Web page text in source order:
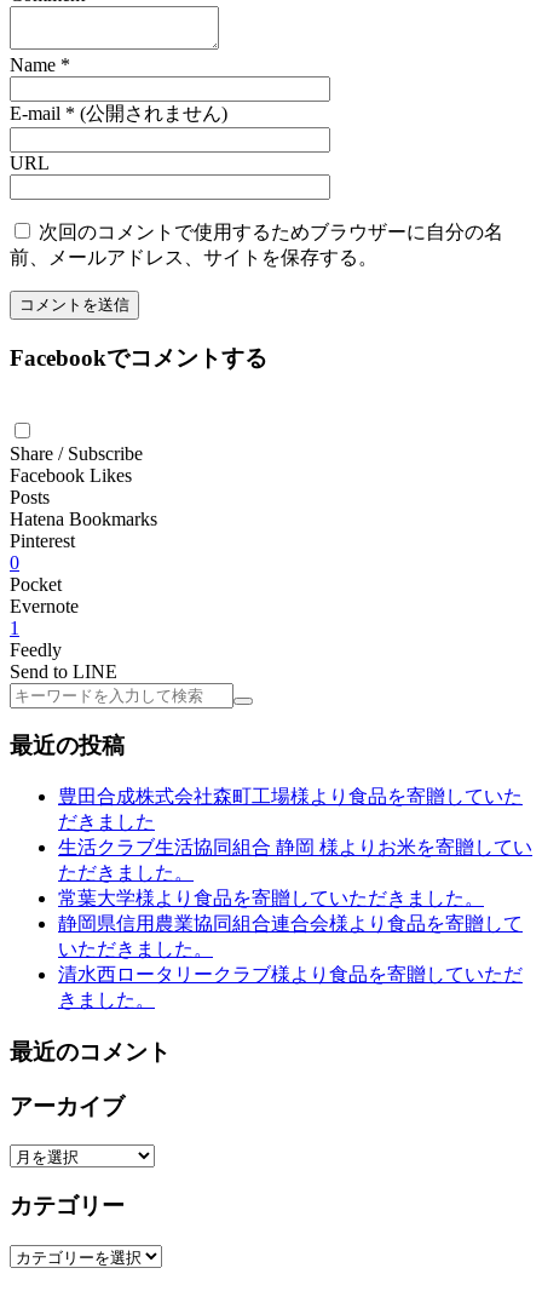
Name *
E-mail * (公開されません)
URL
次回のコメントで使用するためブラウザーに自分の名
前、メールアドレス、サイトを保存する。
Facebookでコメントする
Share / Subscribe
Facebook Likes
Posts
Hatena Bookmarks
Pinterest
0
Pocket
Evernote
1
Feedly
Send to LINE
検
最近の投稿
豊田合成株式会社森町工場様より食品を寄贈していた
だきました
生活クラブ生活協同組合 静岡 様よりお米を寄贈してい
ただきました。
常葉大学様より食品を寄贈していただきました。
静岡県信用農業協同組合連合会様より食品を寄贈して
いただきました。
清水西ロータリークラブ様より食品を寄贈していただ
きました。
最近のコメント
アーカイブ
ア
カ
ブ
カテゴリー
カ